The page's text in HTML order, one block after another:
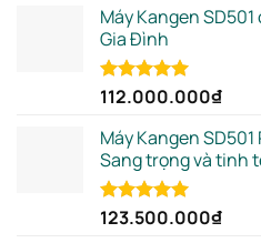
Máy Kangen
Gia Đình
Rated5.00
112.000.000₫
Máy Kangen
Sang trọng và tinh
Rated5.00
123.500.000₫